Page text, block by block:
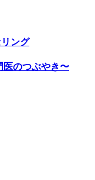
ング
のつぶやき〜